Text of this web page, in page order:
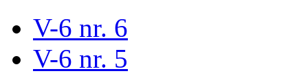
V-6 nr. 6
V-6 nr. 5